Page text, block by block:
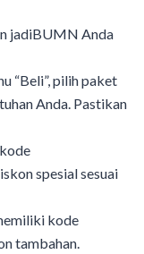
jadiBUMN Anda
“Beli”, pilih paket
Anda. Pastikan
spesial sesuai
kode
tambahan.